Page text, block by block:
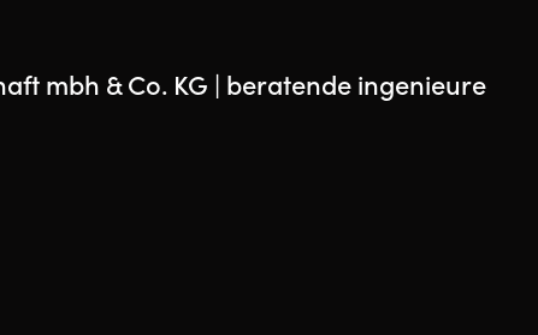
mbh & Co. KG | beratende ingenieure